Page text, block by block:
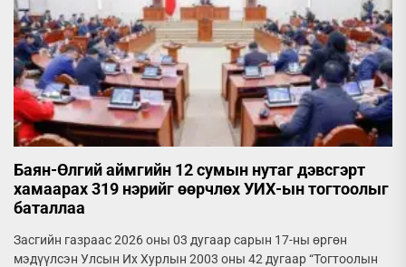
Баян-Өлгий аймгийн 12 сумын нутаг дэвсгэрт
хамаарах 319 нэрийг өөрчлөх УИХ-ын тогтоолыг
баталлаа
Засгийн газраас 2026 оны 03 дугаар сарын 17-ны өргөн
мэдүүлсэн Улсын Их Хурлын 2003 оны 42 дугаар “Тогтоолын